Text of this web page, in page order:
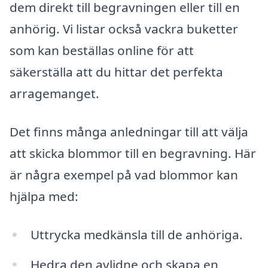
dem direkt till begravningen eller till en
anhörig. Vi listar också vackra buketter
som kan beställas online för att
säkerställa att du hittar det perfekta
arragemanget.
Det finns många anledningar till att välja
att skicka blommor till en begravning. Här
är några exempel på vad blommor kan
hjälpa med:
Uttrycka medkänsla till de anhöriga.
Hedra den avlidne och skapa en